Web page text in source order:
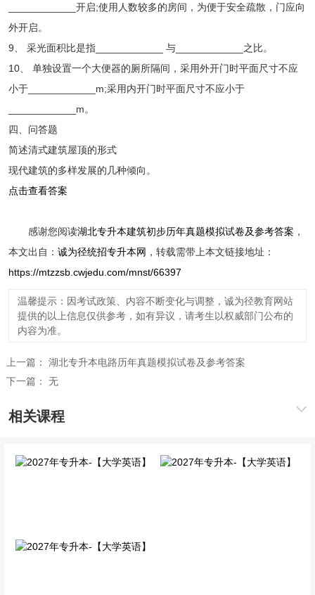
____________开启;使用人数较多的房间，为便于安全疏散，门应向
外开启。
9、 采光面积比是指____________ 与____________之比。
10、 单独设置一个大便器的厕所隔间，采用外开门时平面尺寸不应
小于____________m;采用内开门时平面尺寸不应小于
____________m。
四、问答题
简述清式建筑屋顶的形式
现代建筑的多样发展的几种倾向。
点击查看答案
感谢您阅读湖北专升本建筑初步历年真题模拟试卷及参考答案 ，
本文出自： 诚为径统招专升本网 ，转载需带上本文链接地址：
https://mtzzsb.cwjedu.com/mnst/66397
温馨提示：因考试政策、内容不断变化与调整，诚为径教育网站
提供的以上信息仅供参考，如有异议，请考生以权威部门公布的
内容为准。
上一篇： 湖北专升本电路历年真题模拟试卷及参考答案
下一篇： 无
相关课程